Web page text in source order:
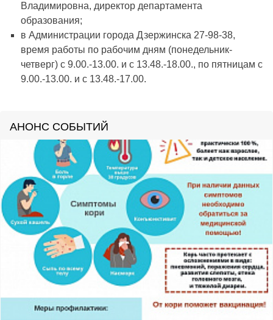
Владимировна, директор департамента
образования;
в Администрации города Дзержинска 27-98-38,
время работы по рабочим дням (понедельник-
четверг) с 9.00.-13.00. и с 13.48.-18.00., по пятницам с
9.00.-13.00. и с 13.48.-17.00.
АНОНС СОБЫТИЙ